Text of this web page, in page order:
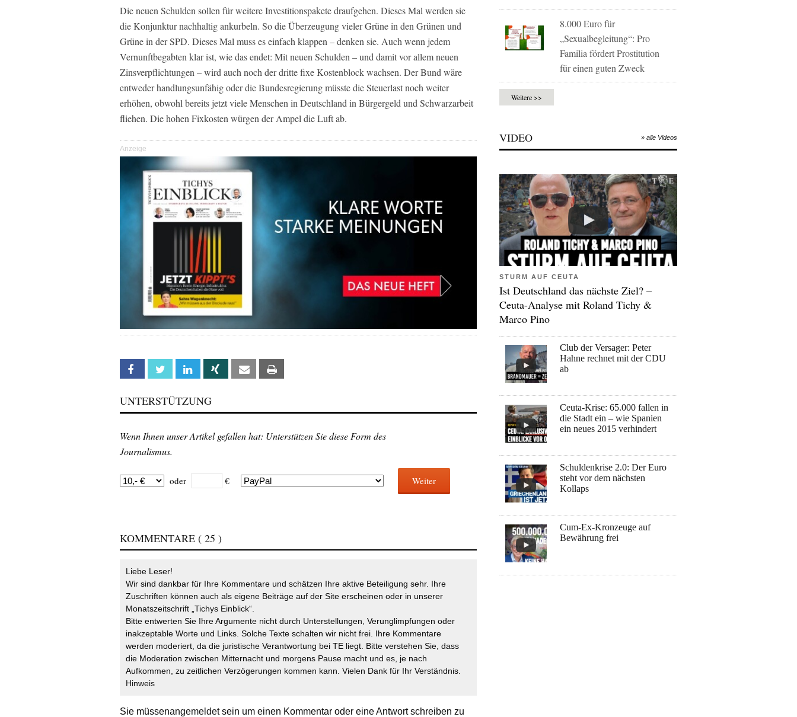
Die neuen Schulden sollen für weitere Investitionspakete draufgehen. Dieses Mal werden sie
die Konjunktur nachhaltig ankurbeln. So die Überzeugung vieler Grüne in den Grünen und
Grüne in der SPD. Dieses Mal muss es einfach klappen – denken sie. Auch wenn jedem
Vernunftbegabten klar ist, wie das endet: Mit neuen Schulden – und damit vor allem neuen
Zinsverpflichtungen – wird auch noch der dritte fixe Kostenblock wachsen. Der Bund wäre
entweder handlungsunfähig oder die Bundesregierung müsste die Steuerlast noch weiter
erhöhen, obwohl bereits jetzt viele Menschen in Deutschland in Bürgergeld und Schwarzarbeit
fliehen. Die hohen Fixkosten würgen der Ampel die Luft ab.
Anzeige
Facebook Twitter Linkedin Xing Email
UNTERSTÜTZUNG
Wenn Ihnen unser Artikel gefallen hat: Unterstützen Sie diese Form des
Journalismus.
oder € Weiter
KOMMENTARE ( 25 )
Liebe Leser!
Wir sind dankbar für Ihre Kommentare und schätzen Ihre aktive Beteiligung sehr. Ihre
Zuschriften können auch als eigene Beiträge auf der Site erscheinen oder in unserer
Monatszeitschrift „Tichys Einblick“.
Bitte entwerten Sie Ihre Argumente nicht durch Unterstellungen, Verunglimpfungen oder
inakzeptable Worte und Links. Solche Texte schalten wir nicht frei. Ihre Kommentare
werden moderiert, da die juristische Verantwortung bei TE liegt. Bitte verstehen Sie, dass
die Moderation zwischen Mitternacht und morgens Pause macht und es, je nach
Aufkommen, zu zeitlichen Verzögerungen kommen kann. Vielen Dank für Ihr Verständnis.
Hinweis
Sie müssenangemeldetsein um einen Kommentar oder eine Antwort schreiben zu
8.000 Euro für
„Sexualbegleitung“: Pro
Familia fördert Prostitution
für einen guten Zweck
Weitere >>
VIDEO » alle Videos
STURM AUF CEUTA
Ist Deutschland das nächste Ziel? –
Ceuta-Analyse mit Roland Tichy &
Marco Pino
Club der Versager: Peter
Hahne rechnet mit der CDU
ab
Ceuta-Krise: 65.000 fallen in
die Stadt ein – wie Spanien
ein neues 2015 verhindert
Schuldenkrise 2.0: Der Euro
steht vor dem nächsten
Kollaps
Cum-Ex-Kronzeuge auf
Bewährung frei